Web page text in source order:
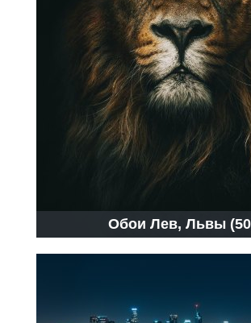
Обои Лев, Львы